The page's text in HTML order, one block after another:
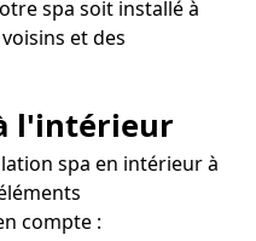
spa soit installé à
et des
l'intérieur
spa en intérieur à
compte :